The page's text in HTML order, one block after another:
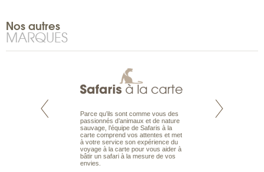
Nos autres
MARQUES
Ultramarina a
Parce qu’ils sont comme vous des
passionnés d’animaux et de nature
sauvage, l’équipe de Safaris à la
carte comprend vos attentes et met
à votre service son expérience du
voyage à la carte pour vous aider à
bâtir un safari à la mesure de vos
envies.
Voyage kitesurf,